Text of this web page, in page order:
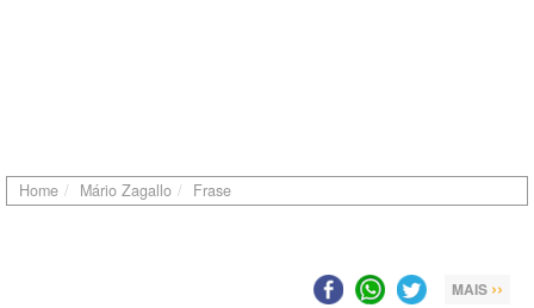
Home Mário Zagallo Frase
MAIS ››